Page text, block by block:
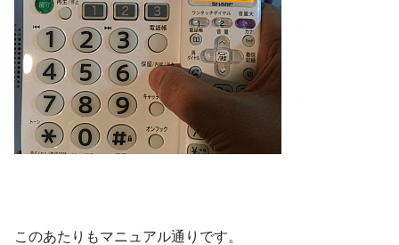
このあたりもマニュアル通りです。